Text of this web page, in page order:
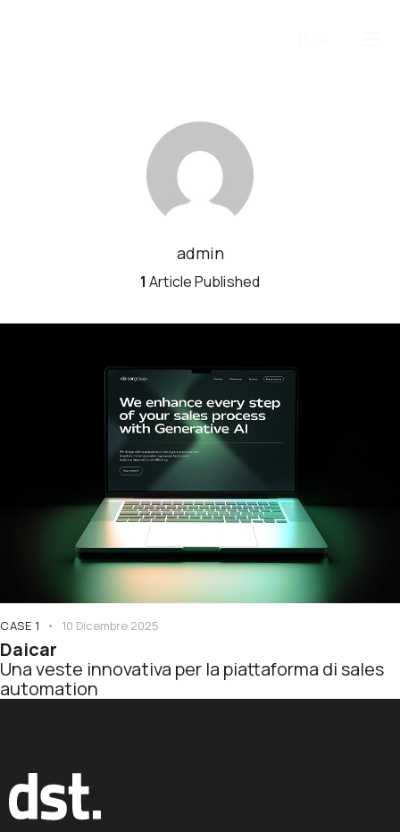
admin
1 Article Published
CASE 1 10 Dicembre 2025
Daicar
Una veste innovativa per la piattaforma di sales
automation